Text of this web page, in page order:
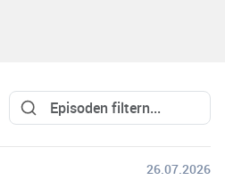
26.07.2026